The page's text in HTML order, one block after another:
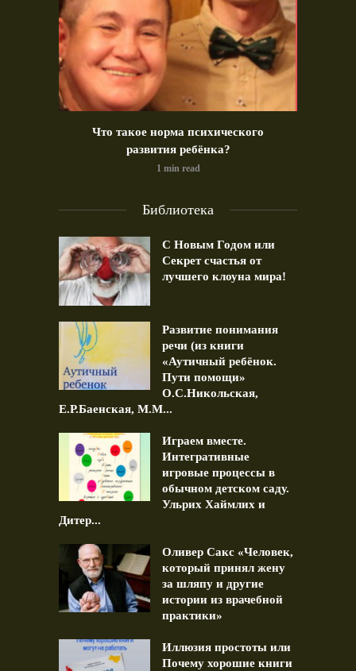
Что такое норма психического
развития ребёнка?
1 min read
Библиотека
С Новым Годом или
Секрет счастья от
лучшего клоуна мира!
Развитие понимания
речи (из книги
«Аутичный ребёнок.
Пути помощи»
О.С.Никольская,
Е.Р.Баенская, М.М...
Играем вместе.
Интегративные
игровые процессы в
обычном детском саду.
Ульрих Хаймлих и
Дитер...
Оливер Сакс «Человек,
который принял жену
за шляпу и другие
истории из врачебной
практики»
Иллюзия простоты или
Почему хорошие книги